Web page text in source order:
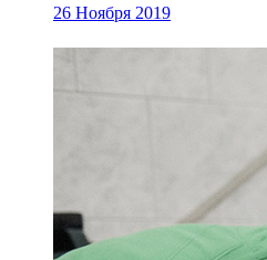
26 Ноября 2019